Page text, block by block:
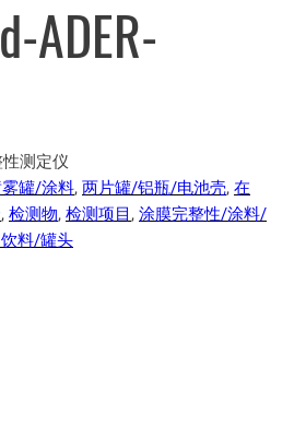
ADER-
测定仪
罐/涂料, 两片罐/铝瓶/电池壳, 在
, 检测物, 检测项目 , 涂膜完整性/涂料/
料/罐头